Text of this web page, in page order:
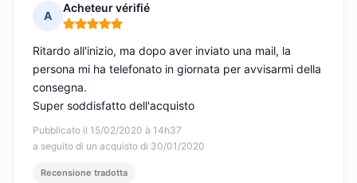
A
Acheteur vérifié
Nota: 5 su 5
Pubblicato il 15/02/2020 à 14h37
a seguito di un acquisto di 30/01/2020
Ritardo all'inizio, ma dopo aver inviato una mail, la
persona mi ha telefonato in giornata per avvisarmi della
consegna.
Super soddisfatto dell'acquisto
Recensione tradotta